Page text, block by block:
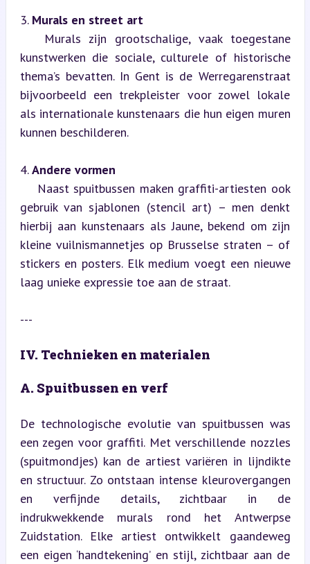
3. Murals en street art
kunstwerken die sociale, culturele of historische
thema’s bevatten. In Gent is de Werregarenstraat
bijvoorbeeld een trekpleister voor zowel lokale
als internationale kunstenaars die hun eigen muren
kunnen beschilderen.
4. Andere vormen
gebruik van sjablonen (stencil art) – men denkt
hierbij aan kunstenaars als Jaune, bekend om zijn
kleine vuilnismannetjes op Brusselse straten – of
stickers en posters. Elk medium voegt een nieuwe
laag unieke expressie toe aan de straat.
---
IV. Technieken en materialen
A. Spuitbussen en verf
De technologische evolutie van spuitbussen was
een zegen voor graffiti. Met verschillende nozzles
(spuitmondjes) kan de artiest variëren in lijndikte
en structuur. Zo ontstaan intense kleurovergangen
en verfijnde details, zichtbaar in de
indrukwekkende murals rond het Antwerpse
Zuidstation. Elke artiest ontwikkelt gaandeweg
een eigen ‘handtekening’ en stijl, zichtbaar aan de